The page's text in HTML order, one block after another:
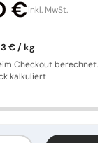
€inkl. MwSt.
€ / kg
Checkout berechnet.
kalkuliert